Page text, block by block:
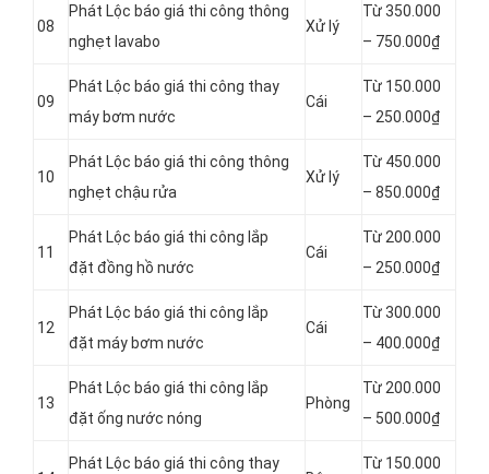
08
Phát Lộc báo giá thi công thông
nghẹt lavabo
Xử lý
Từ 350.000
– 750.000₫
09
Phát Lộc báo giá thi công thay
máy bơm nước
Cái
Từ 150.000
– 250.000₫
10
Phát Lộc báo giá thi công thông
nghẹt chậu rửa
Xử lý
Từ 450.000
– 850.000₫
11
Phát Lộc báo giá thi công lắp
đặt đồng hồ nước
Cái
Từ 200.000
– 250.000₫
12
Phát Lộc báo giá thi công lắp
đặt máy bơm nước
Cái
Từ 300.000
– 400.000₫
13
Phát Lộc báo giá thi công lắp
đặt ống nước nóng
Phòng
Từ 200.000
– 500.000₫
Phát Lộc báo giá thi công thay
Từ 150.000